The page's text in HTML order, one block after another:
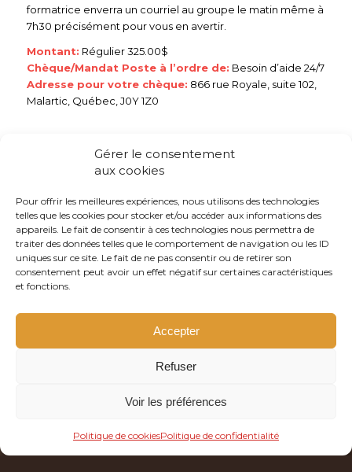
Gérer le consentement
aux cookies
Pour offrir les meilleures expériences, nous utilisons des technologies
telles que les cookies pour stocker et/ou accéder aux informations des
appareils. Le fait de consentir à ces technologies nous permettra de
traiter des données telles que le comportement de navigation ou les ID
uniques sur ce site. Le fait de ne pas consentir ou de retirer son
consentement peut avoir un effet négatif sur certaines caractéristiques
et fonctions.
Accepter
Refuser
Voir les préférences
Politique de cookiesPolitique de confidentialité
formatrice enverra un courriel au groupe le matin même à
7h30 précisément pour vous en avertir.
Montant: Régulier 325.00$
Chèque/Mandat Poste à l’ordre de: Besoin d’aide 24/7
Adresse pour votre chèque: 866 rue Royale, suite 102,
Malartic, Québec, J0Y 1Z0
Clavardage en direct
Mission
Historique